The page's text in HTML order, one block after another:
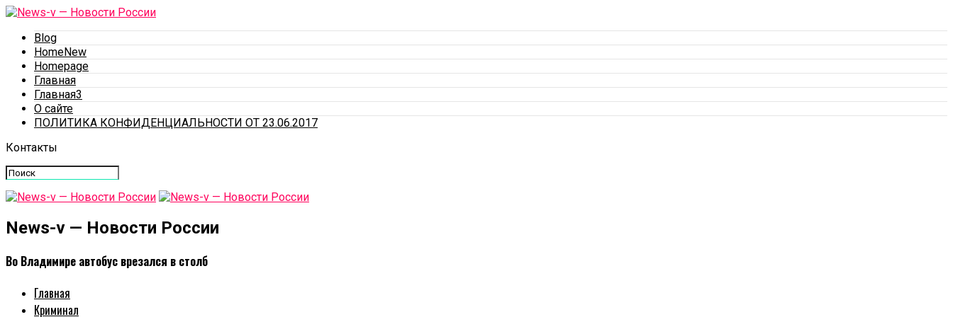
Blog
HomeNew
Homepage
Главная
Главная3
О сайте
ПОЛИТИКА КОНФИДЕНЦИАЛЬНОСТИ ОТ 23.06.2017
Контакты
News-v — Новости России
Во Владимире автобус врезался в столб
Главная
Криминал